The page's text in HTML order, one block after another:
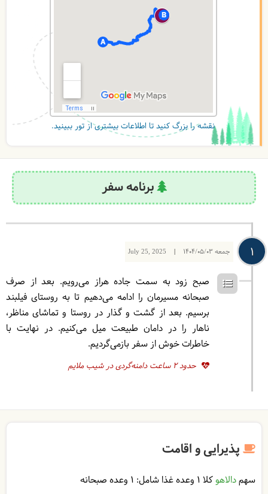
نقشه را بزرگ کنید تا اطلاعات بیشتری از تور ببینید.
برنامه سفر
1 جمعه July 25, 2025 | 1404/05/03
صبح زود به سمت جاده هراز می‌رویم. بعد از صرف
صبحانه مسیرمان را ادامه می‌دهیم تا به روستای فیلبند
برسیم. بعد از گشت و گذار در روستا و تماشای مناظر،
ناهار را در دامان طبیعت میل می‌کنیم. در نهایت با
خاطرات خوش از سفر بازمی‌گردیم.
حدود 2 ساعت دامنه‌گردی در شیب ملایم
پذیرایی و اقامت
سهمدالاهوکلا 1 وعده غذا شامل:
1 وعده صبحانه